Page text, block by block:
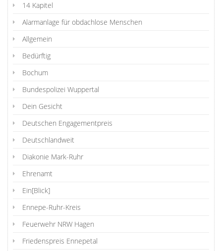
14 Kapitel
Alarmanlage für obdachlose Menschen
Allgemein
Bedürftig
Bochum
Bundespolizei Wuppertal
Dein Gesicht
Deutschen Engagementpreis
Deutschlandweit
Diakonie Mark-Ruhr
Ehrenamt
Ein[Blick]
Ennepe-Ruhr-Kreis
Feuerwehr NRW Hagen
Friedenspreis Ennepetal